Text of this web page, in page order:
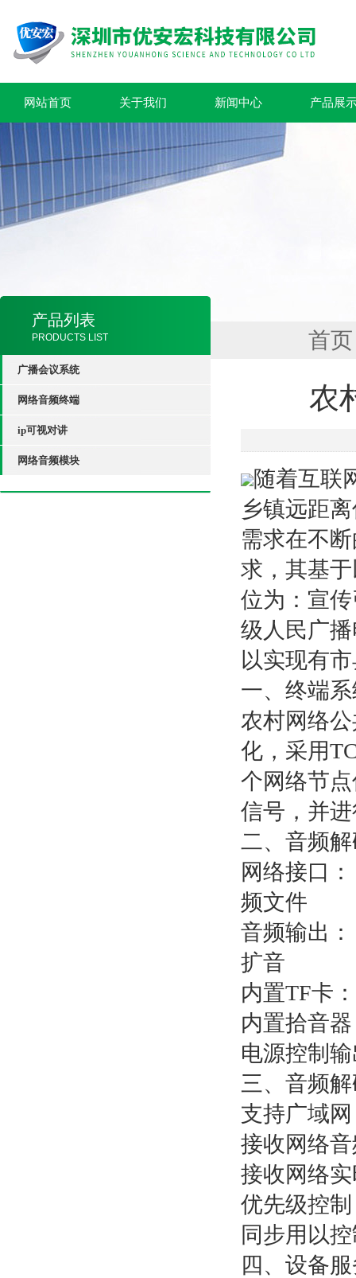
网站首页 关于我们 新闻中心 产品展
产品列表
PRODUCTS LIST
广播会议系统
网络音频终端
ip可视对讲
网络音频模块
首页
农
随着互联
乡镇远距
需求在不
求，其基
位为：宣
级人民广
以实现有
一、终端
农村网络
化，采用
个网络节
信号，并
二、音频
网络接口
频文件
音频输出
扩音
内置TF卡
内置拾音
电源控制
三、音频
支持广域
接收网络
接收网络
优先级控
同步用以
四、设备